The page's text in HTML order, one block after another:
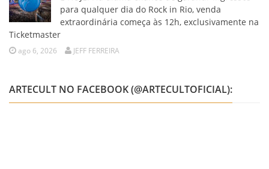
para qualquer dia do Rock in Rio, venda
extraordinária começa às 12h, exclusivamente na
Ticketmaster
ago 6, 2026 JEFF FERREIRA
ARTECULT NO FACEBOOK (@ARTECULTOFICIAL):